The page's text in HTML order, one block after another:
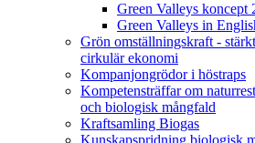
Green Valleys koncept
Green Valleys in
Grön omställningskraft -
cirkulär ekonomi
Kompanjongrödor i höstraps
Kompetensträffar om
och biologisk mångfald
Kraftsamling Biogas
Kunskapspridning biologisk